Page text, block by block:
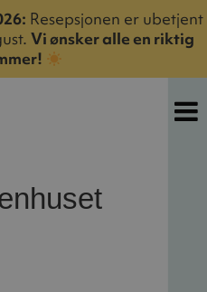
Resepsjonen er ubetjent
Vi ønsker alle en riktig